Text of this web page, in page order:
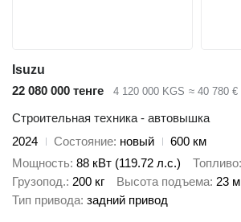
Isuzu
22 080 000 тенге
4 120 000 KGS ≈ 40 780 €
Строительная техника - автовышка
2024
Состояние новый
600 км
Мощность 88 кВт (119.72 л.с.) Топливо
Грузопод. 200 кг Высота подъема 23 м
Тип привода задний привод